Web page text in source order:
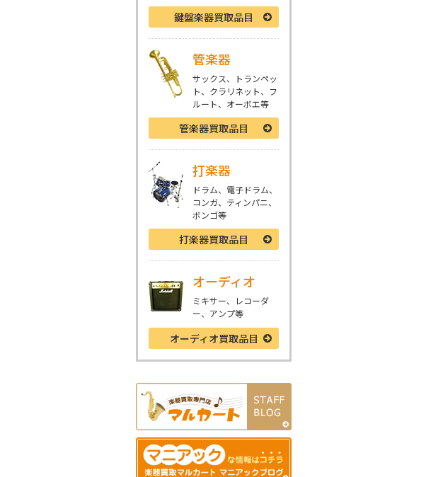
鍵盤楽器買取品目
管楽器
サックス、トランペッ
ト、クラリネット、フ
ルート、オーボエ等
管楽器買取品目
打楽器
ドラム、電子ドラム、
コンガ、ティンパニ、
ボンゴ等
打楽器買取品目
オーディオ
ミキサー、レコーダ
ー、アンプ等
オーディオ買取品目